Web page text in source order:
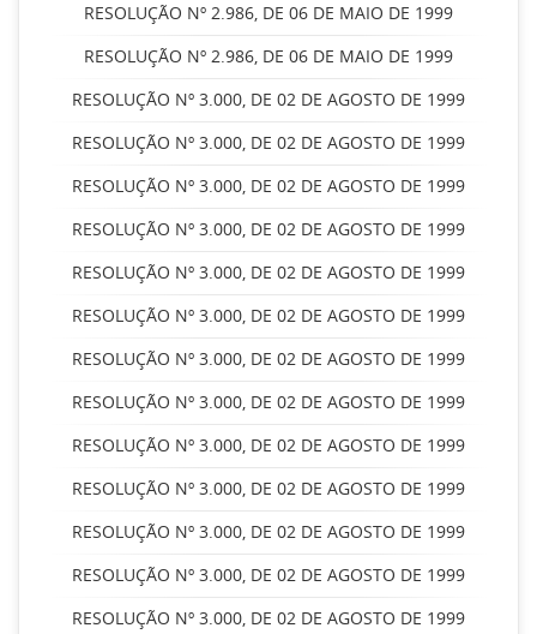
RESOLUÇÃO Nº 2.986, DE 06 DE MAIO DE 1999
RESOLUÇÃO Nº 2.986, DE 06 DE MAIO DE 1999
RESOLUÇÃO Nº 3.000, DE 02 DE AGOSTO DE 1999
RESOLUÇÃO Nº 3.000, DE 02 DE AGOSTO DE 1999
RESOLUÇÃO Nº 3.000, DE 02 DE AGOSTO DE 1999
RESOLUÇÃO Nº 3.000, DE 02 DE AGOSTO DE 1999
RESOLUÇÃO Nº 3.000, DE 02 DE AGOSTO DE 1999
RESOLUÇÃO Nº 3.000, DE 02 DE AGOSTO DE 1999
RESOLUÇÃO Nº 3.000, DE 02 DE AGOSTO DE 1999
RESOLUÇÃO Nº 3.000, DE 02 DE AGOSTO DE 1999
RESOLUÇÃO Nº 3.000, DE 02 DE AGOSTO DE 1999
RESOLUÇÃO Nº 3.000, DE 02 DE AGOSTO DE 1999
RESOLUÇÃO Nº 3.000, DE 02 DE AGOSTO DE 1999
RESOLUÇÃO Nº 3.000, DE 02 DE AGOSTO DE 1999
RESOLUÇÃO Nº 3.000, DE 02 DE AGOSTO DE 1999